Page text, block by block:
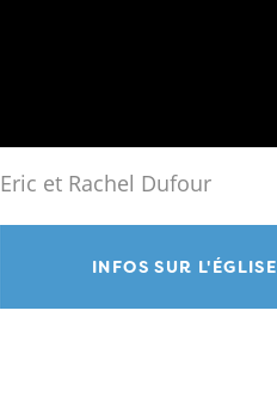
Eric et Rachel Dufour
INFOS SUR L'ÉGLISE